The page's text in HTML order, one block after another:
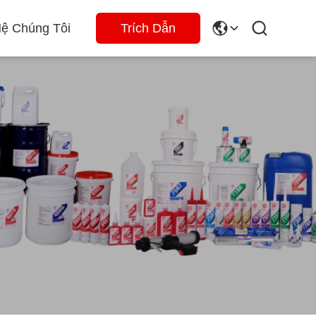
Chúng Tôi Trích Dẫn